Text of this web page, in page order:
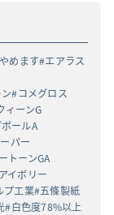
めます エアラス
コメグロス
ィーンG
ールA
パー
トーンGA
イボリー
プ工業 五條製紙
白色度78%以上